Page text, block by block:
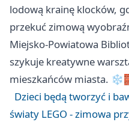
lodową krainę klocków,
przekuć zimową
Miejsko-Powiatowa
szykuje kreatywne
mieszkańców miasta.
Dzieci będą tworzyć i
światy LEGO - zimowa